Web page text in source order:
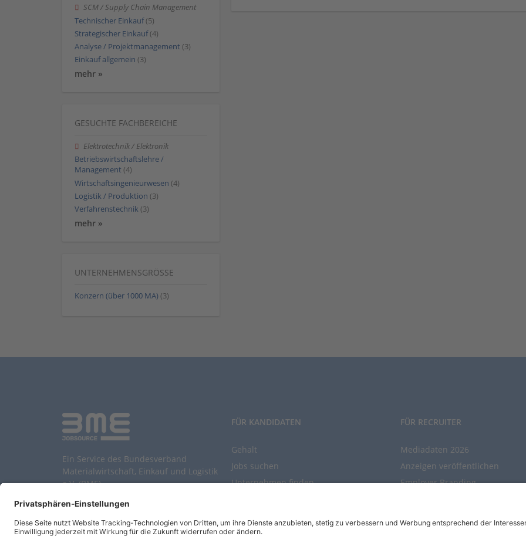
SCM / Supply Chain Management
Technischer Einkauf (5)
Strategischer Einkauf (4)
Analyse / Projektmanagement (3)
Einkauf allgemein (3)
mehr »
GESUCHTE FACHBEREICHE
Elektrotechnik / Elektronik
Betriebswirtschaftslehre /
Management (4)
Wirtschaftsingenieurwesen (4)
Logistik / Produktion (3)
Verfahrenstechnik (3)
mehr »
UNTERNEHMENSGRÖSSE
Konzern (über 1000 MA) (3)
Ein Service des Bundesverband
Materialwirtschaft, Einkauf und Logistik
e.V. (BME)
FÜR KANDIDATEN
Gehalt
Jobs suchen
Unternehmen finden
FÜR RECRUITER
Mediadaten 2026
Anzeigen veröffentlichen
Employer Branding